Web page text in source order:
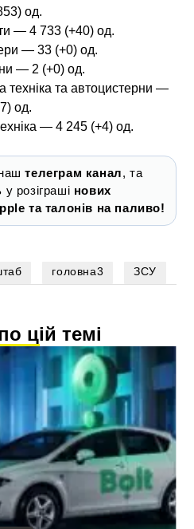
од.
— 4 733 (+40) од.
— 33 (+0) од.
— 2 (+0) од.
техніка та автоцистерни —
од.
— 4 245 (+4) од.
наштелеграм канал, та
розіграші нових
та талонів на паливо!
головна3 ЗСУ
цій темі